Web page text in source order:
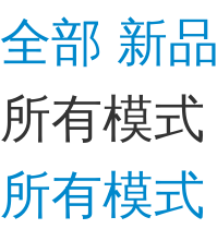
全部 新品
所有模式
所有模式